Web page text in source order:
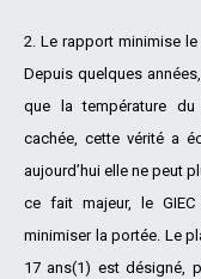
2. Le rapport minimise
Depuis quelques
que la température du
cachée, cette vérité a
aujourd’hui elle ne peut
ce fait majeur, le
minimiser la portée. Le
17 ans(1) est désigné,